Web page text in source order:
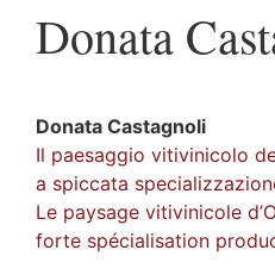
Donata
Donata Castagnoli
Il paesaggio vitivinicolo
a spiccata
Le paysage vitivinicole
forte spécialisation